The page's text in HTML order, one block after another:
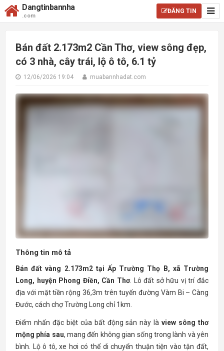
Dangtinbannha
.com
ĐĂNG TIN
Bán đất 2.173m2 Cần Thơ, view sông đẹp,
có 3 nhà, cây trái, lộ ô tô, 6.1 tỷ
12/06/2026 19:04 muabannhadat.com
Thông tin mô tả
Bán đất vàng 2.173m2 tại Ấp Trường Thọ B, xã Trường
Long, huyện Phong Điền, Cần Thơ. Lô đất sở hữu vị trí đắc
địa với mặt tiền rộng 36,3m trên tuyến đường Vàm Bi – Càng
Đước, cách chợ Trường Long chỉ 1km.
Điểm nhấn đặc biệt của bất động sản này làview sông thơ
mộng phía sau, mang đến không gian sống trong lành và yên
bình. Lộ ô tô, xe hơi có thể di chuyển thuận tiện vào tận đất,